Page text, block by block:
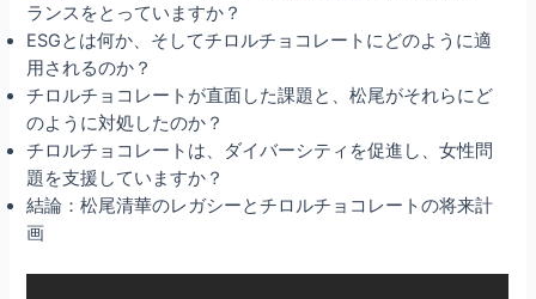
ランスをとっていますか？
ESGとは何か、そしてチロルチョコレートにどのように適
用されるのか？
チロルチョコレートが直面した課題と、松尾がそれらにど
のように対処したのか？
チロルチョコレートは、ダイバーシティを促進し、女性問
題を支援していますか？
結論：松尾清華のレガシーとチロルチョコレートの将来計
画